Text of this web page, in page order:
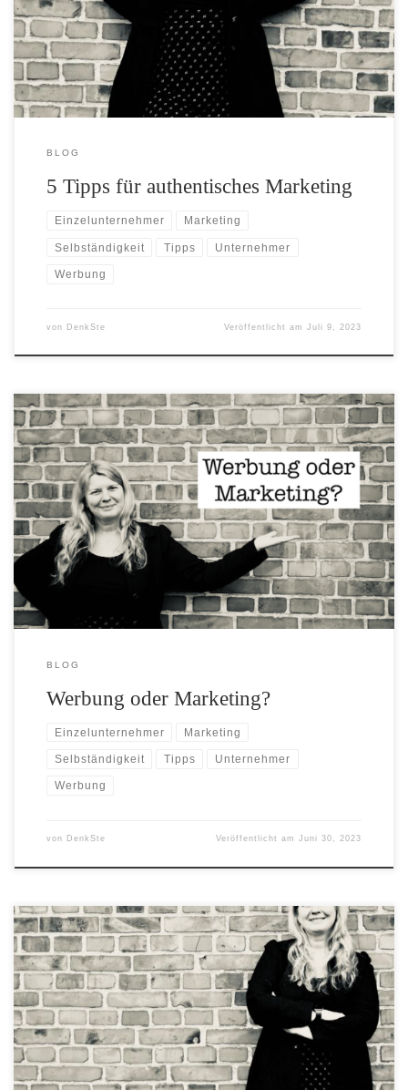
Dich als Kleinunternehmen oder Freelancer:in ganz besonders
wichtig, wenn Du eine echte und langfristige Verbindung zu Deinen
Kunden herstellen und ein positives Image erzeugen möchtest.
BLOG
5 Tipps für authentisches Marketing
Einzelunternehmer Marketing
Selbständigkeit Tipps Unternehmer
Werbung
von DenkSte Veröffentlicht amJuli 9, 2023
Werbung oder Marketing? Beides! Du kannst die schönsten Ads
designen, teure Werbeanzeigen schalten, Flyer verteilen usw. - und
trotzdem keine Kunden gewinnen. Wenn Du am Markt vorbei wirbst,
bringt das nämlich alles nix. Nada. Niente. Wenn Deine Werbung
nichts bringt, dann fehlt Dir ganz bestimmt eine ganzheitliche
Marketingstrategie.
BLOG
Werbung oder Marketing?
Einzelunternehmer Marketing
Selbständigkeit Tipps Unternehmer
Werbung
von DenkSte Veröffentlicht amJuni 30, 2023
Eine SWOT-Analyse ist eine einfache, bewährte Technik zur
Bewertung eines Unternehmens, einer Person oder einer Idee - und sie
hilft Dir bei der strategischen Planung.